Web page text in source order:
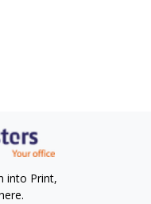
into Print,